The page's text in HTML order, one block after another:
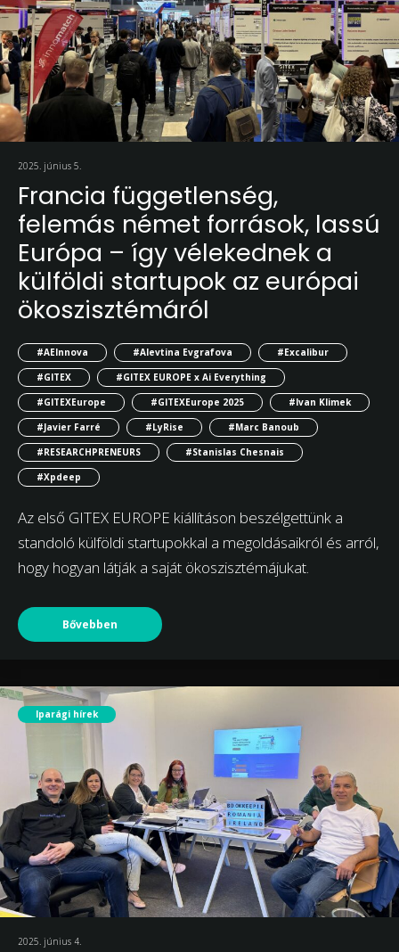
2025. június 5.
Francia függetlenség,
felemás német források, lassú
Európa – így vélekednek a
külföldi startupok az európai
ökoszisztémáról
#AEInnova #Alevtina Evgrafova
#Excalibur
#GITEX
#GITEX EUROPE x Ai Everything
#GITEXEurope
#GITEXEurope 2025
#Ivan Klimek
#Javier Farré
#LyRise
#Marc Banoub
#RESEARCHPRENEURS
#Stanislas Chesnais
#Xpdeep
Az első GITEX EUROPE kiállításon beszélgettünk a
standoló külföldi startupokkal a megoldásaikról és arról,
hogy hogyan látják a saját ökoszisztémájukat.
Bővebben
Iparági hírek
2025. június 4.